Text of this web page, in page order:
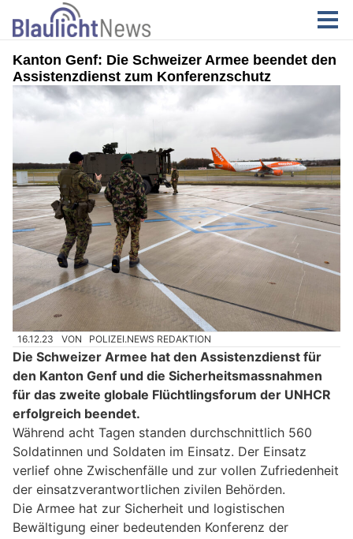
Kanton Genf: Die Schweizer Armee beendet den
Assistenzdienst zum Konferenzschutz
16.12.23 VON POLIZEI.NEWS REDAKTION
Die Schweizer Armee hat den Assistenzdienst für
den Kanton Genf und die Sicherheitsmassnahmen
für das zweite globale Flüchtlingsforum der UNHCR
erfolgreich beendet.
Während acht Tagen standen durchschnittlich 560
Soldatinnen und Soldaten im Einsatz. Der Einsatz
verlief ohne Zwischenfälle und zur vollen Zufriedenheit
der einsatzverantwortlichen zivilen Behörden.
Die Armee hat zur Sicherheit und logistischen
Bewältigung einer bedeutenden Konferenz der